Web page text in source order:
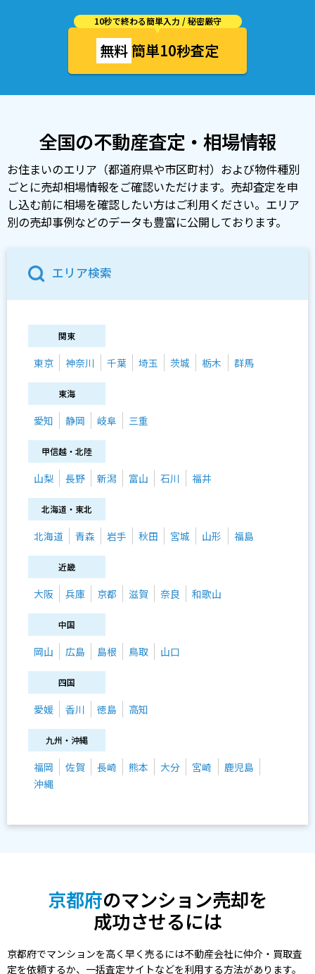
10秒で終わる簡単入力 / 秘密厳守
無料簡単10秒査定
全国の不動産査定・相場情報
お住まいのエリア（都道府県や市区町村）および物件種別
ごとに売却相場情報をご確認いただけます。売却査定を申
し込む前に相場を確認したい方はご利用ください。エリア
別の売却事例などのデータも豊富に公開しております。
エリア検索
関東
東京 神奈川 千葉 埼玉 茨城 栃木 群馬
東海
愛知 静岡 岐阜 三重
甲信越・北陸
山梨 長野 新潟 富山 石川 福井
北海道・東北
北海道 青森 岩手 秋田 宮城 山形 福島
近畿
大阪 兵庫 京都 滋賀 奈良 和歌山
中国
岡山 広島 島根 鳥取 山口
四国
愛媛 香川 徳島 高知
九州・沖縄
福岡 佐賀 長崎 熊本 大分 宮崎
鹿児島
沖縄
京都府のマンション売却を
成功させるには
京都府でマンションを高く早く売るには不動産会社に仲介・買取査
定を依頼するか、一括査定サイトなどを利用する方法があります。